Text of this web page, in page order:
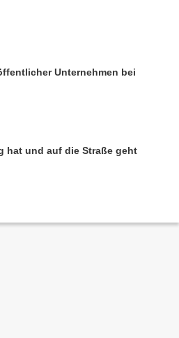
Unternehmen bei
hat und auf die Straße geht